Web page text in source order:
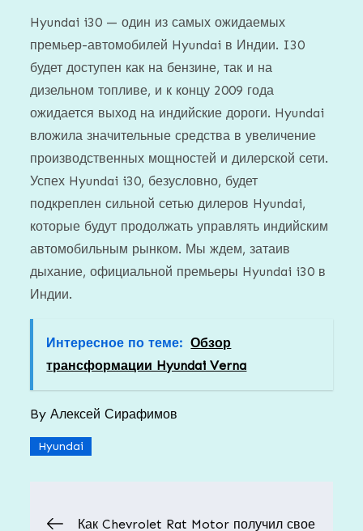
Hyundai i30 — один из самых ожидаемых
премьер-автомобилей Hyundai в Индии. I30
будет доступен как на бензине, так и на
дизельном топливе, и к концу 2009 года
ожидается выход на индийские дороги. Hyundai
вложила значительные средства в увеличение
производственных мощностей и дилерской сети.
Успех Hyundai i30, безусловно, будет
подкреплен сильной сетью дилеров Hyundai,
которые будут продолжать управлять индийским
автомобильным рынком. Мы ждем, затаив
дыхание, официальной премьеры Hyundai i30 в
Индии.
Интересное по теме: Обзор
трансформации Hyundai Verna
ByАлексей Сирафимов
Hyundai
Как Chevrolet Rat Motor получил свое